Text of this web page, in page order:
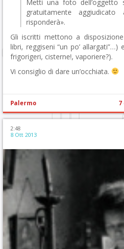
Metti una foto
gratuitamente
risponderà».
Gli iscritti mettono a
libri, reggiseni “un po’
frigorigeri, cisterne!, vaporiere?).
Vi consiglio di dare un’occhiata.
Palermo
2:48
8 Ott 2013